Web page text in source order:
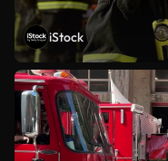
iStock